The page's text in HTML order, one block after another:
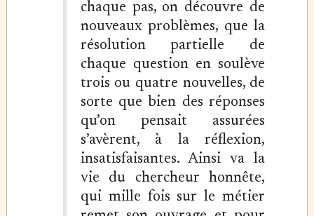
chaque pas, on découvre de
nouveaux problèmes, que la
résolution partielle de
chaque question en soulève
trois ou quatre nouvelles, de
sorte que bien des réponses
qu’on pensait assurées
s’avèrent, à la réflexion,
insatisfaisantes. Ainsi va la
vie du chercheur honnête,
qui mille fois sur le métier